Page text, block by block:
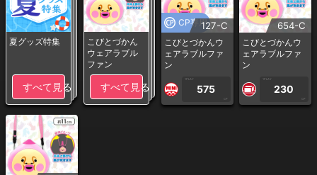
夏グッズ特集
すべて見る
こびとづかん
ウェアラブル
ファン
すべて見る
CP専用127-C
こびとづかんウ
ェアラブルファ
ン
1PLAY
575
CP
654-C
こびとづかんウ
ェアラブルファ
ン
1PLAY
230
CP